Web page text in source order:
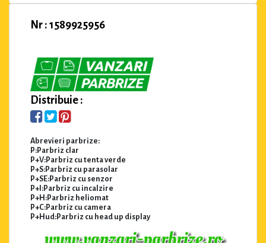
Nr : 1589925956
Distribuie :
Abrevieri parbrize:
P:Parbriz clar
P+V:Parbriz cu tenta verde
P+S:Parbriz cu parasolar
P+SE:Parbriz cu senzor
P+I:Parbriz cu incalzire
P+H:Parbriz heliomat
P+C:Parbriz cu camera
P+Hud:Parbriz cu head up display